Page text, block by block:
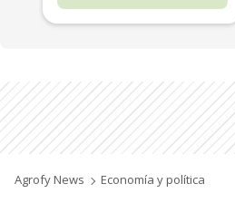
Agrofy News Economía y política